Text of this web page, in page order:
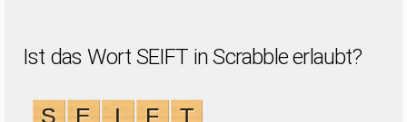
Ist das Wort SEIFT in Scrabble erlaubt?